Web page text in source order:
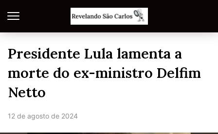
Presidente Lula lamenta a
morte do ex-ministro Delfim
Netto
12 de agosto de 2024